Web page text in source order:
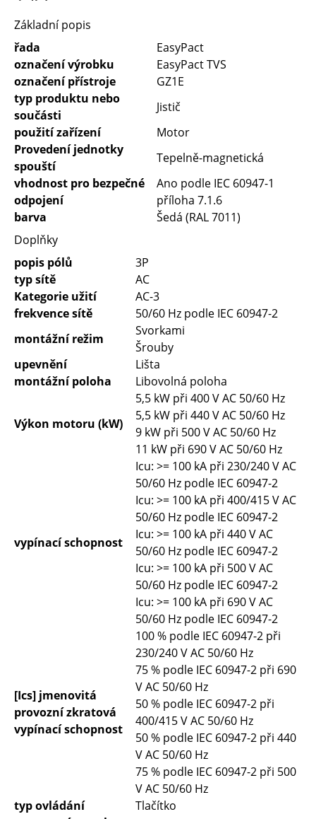
Základní popis
řada
EasyPact
označení výrobku
EasyPact TVS
označení přístroje
GZ1E
typ produktu nebo
součásti
Jistič
použití zařízení
Motor
Provedení jednotky
spouští
Tepelně-magnetická
vhodnost pro bezpečné
odpojení
Ano podle IEC 60947-1
příloha 7.1.6
barva
Šedá (RAL 7011)
Doplňky
popis pólů
3P
typ sítě
AC
Kategorie užití
AC-3
frekvence sítě
50/60 Hz podle IEC 60947-2
montážní režim
Svorkami
Šrouby
upevnění
Lišta
montážní poloha
Libovolná poloha
Výkon motoru (kW)
5,5 kW při 400 V AC 50/60 Hz
5,5 kW při 440 V AC 50/60 Hz
9 kW při 500 V AC 50/60 Hz
11 kW při 690 V AC 50/60 Hz
vypínací schopnost
Icu: >= 100 kA při 230/240 V AC
50/60 Hz podle IEC 60947-2
Icu: >= 100 kA při 400/415 V AC
50/60 Hz podle IEC 60947-2
Icu: >= 100 kA při 440 V AC
50/60 Hz podle IEC 60947-2
Icu: >= 100 kA při 500 V AC
50/60 Hz podle IEC 60947-2
Icu: >= 100 kA při 690 V AC
50/60 Hz podle IEC 60947-2
[Ics] jmenovitá
provozní zkratová
vypínací schopnost
100 % podle IEC 60947-2 při
230/240 V AC 50/60 Hz
75 % podle IEC 60947-2 při 690
V AC 50/60 Hz
50 % podle IEC 60947-2 při
400/415 V AC 50/60 Hz
50 % podle IEC 60947-2 při 440
V AC 50/60 Hz
75 % podle IEC 60947-2 při 500
V AC 50/60 Hz
typ ovládání
Tlačítko